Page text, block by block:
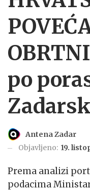
po
Antena Zadar
Objavljeno: 19.
Prema analizi
podacima